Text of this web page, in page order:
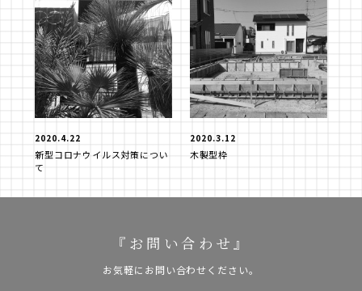
2020.4.22
新型コロナウイルス対策につい
て
2020.3.12
木製型枠
『お問い合わせ』
お気軽にお問い合わせください。